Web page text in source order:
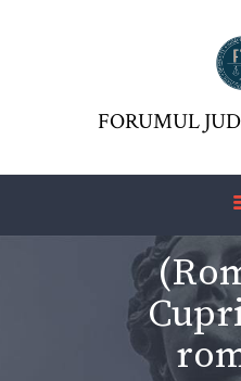
FORUMUL
FORUMUL
FJR